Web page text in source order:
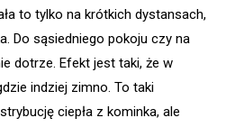
to tylko na krótkich dystansach,
Do sąsiedniego pokoju czy na
dotrze. Efekt jest taki, że w
indziej zimno. To taki
ciepła z kominka, ale